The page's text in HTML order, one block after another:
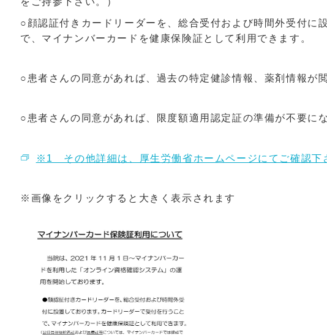
○顔認証付きカードリーダーを、総合受付および時間外受付に
で、マイナンバーカードを健康保険証として利用できます。
○患者さんの同意があれば、過去の特定健診情報、薬剤情報が
○患者さんの同意があれば、限度額適用認定証の準備が不要にな
※1 その他詳細は、厚生労働省ホームページにてご確認下
※画像をクリックすると大きく表示されます